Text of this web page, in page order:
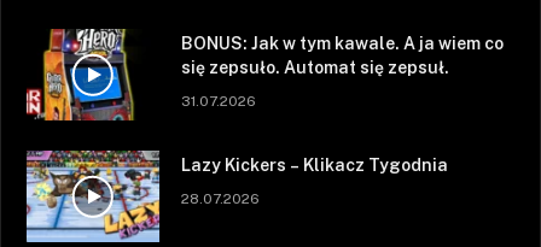
BONUS: Jak w tym kawale. A ja wiem co
się zepsuło. Automat się zepsuł.
31.07.2026
Lazy Kickers – Klikacz Tygodnia
28.07.2026